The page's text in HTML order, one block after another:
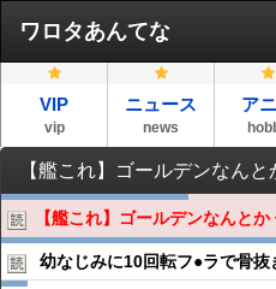
ワロタあんてな
VIP
vip
ニュース
news
ア
【艦これ】ゴールデンなんと
【艦これ】ゴールデンなんとか
幼なじみに10回転フ●︎ラで骨抜